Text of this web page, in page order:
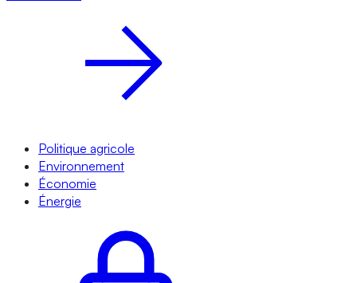
Politique agricole
Environnement
Économie
Énergie